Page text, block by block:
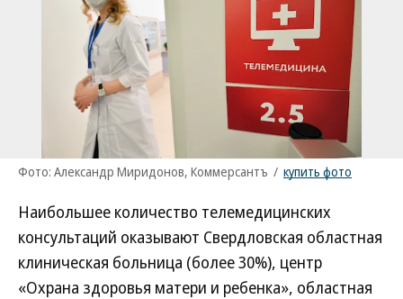
Фото: Александр Миридонов, Коммерсантъ / купить фото
Наибольшее количество телемедицинских
консультаций оказывают Свердловская областная
клиническая больница (более 30%), центр
«Охрана здоровья матери и ребенка», областная